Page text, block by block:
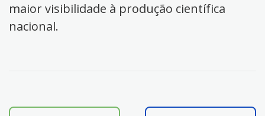
maior visibilidade à produção científica
nacional.